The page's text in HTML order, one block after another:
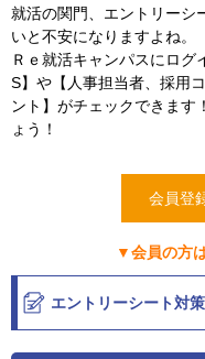
就活の関門、エントリーシ
いと不安になりますよね。
Ｒｅ就活キャンパスにロ
S】や【人事担当者、採用
ント】がチェックできます
ょう！
会員登
▼会員の方
エントリーシート対策